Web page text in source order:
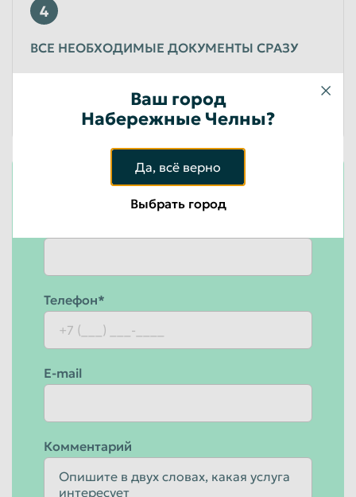
4
ВСЕ НЕОБХОДИМЫЕ ДОКУМЕНТЫ СРАЗУ
лицензии и разрешения для утилизации
бытовой техники и оборудования
Оставить заявку
Телефон*
E-mail
Комментарий
Ваш город
Набережные Челны?
Да, всё верно
Выбрать город